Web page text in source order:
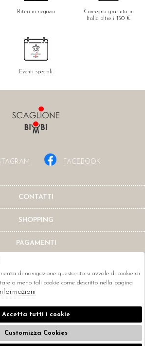
Ritiro in negozio
Consegna gratuita in
Italia oltre i 150 €
Eventi speciali
FACEBOOK
CONTATTI
SHOPPING
PAGAMENTI
CORRIERI
di navigazione questo sito si avvale di cookie di
o meno tali cookie come descritto nella pagina
Accetta tutti i cookie
Customizza Cookies